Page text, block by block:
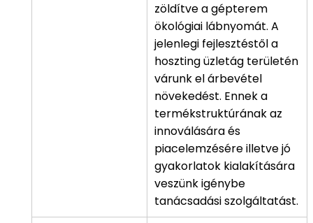
zöldítve a gépterem
ökológiai lábnyomát. A
jelenlegi fejlesztéstől a
hoszting üzletág területén
várunk el árbevétel
növekedést. Ennek a
termékstruktúrának az
innoválására és
piacelemzésére illetve jó
gyakorlatok kialakítására
veszünk igénybe
tanácsadási szolgáltatást.